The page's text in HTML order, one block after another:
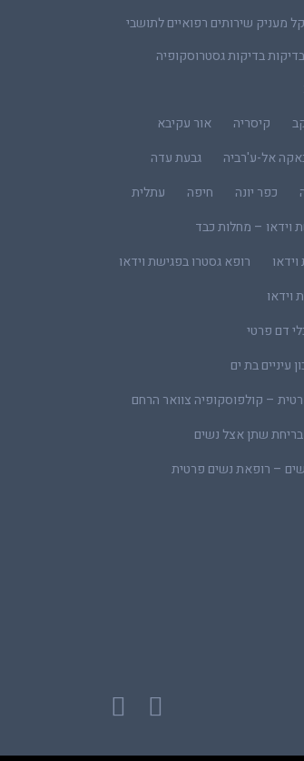
מעניק שירותים רפואיים לתושבי
בדיקות גסטרוסקופיה
קיסריה
אור עקיבא
אל-ע'רביה
גבעת עדה
כפר יונה חיפה
עתלית
וידאו – מחלות כבד
רופא גסטרו בפגישת וידאו
וידאו
דם פרטי
עיניים בת ים
– קולפוסקופיה צוואר הרחם
שתן אצל נשים
– רופאת נשים פרטית